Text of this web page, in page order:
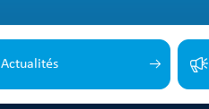
Actualités